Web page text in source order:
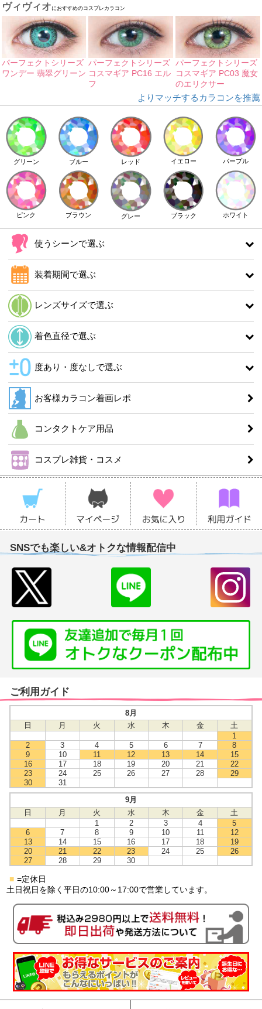
ヴィヴィオにおすすめのコスプレカラコン
パーフェクトシリーズ
ワンデー 翡翠グリーン
パーフェクトシリーズ
コスマギア PC16 エル
フ
パーフェクトシリーズ
コスマギア PC03 魔女
のエリクサー
よりマッチするカラコンを推薦
グリーン ブルー レッド イエロー パープル
ピンク ブラウン グレー ブラック ホワイト
使うシーンで選ぶ
装着期間で選ぶ
レンズサイズで選ぶ
着色直径で選ぶ
度あり・度なしで選ぶ
お客様カラコン着画レポ
コンタクトケア用品
コスプレ雑貨・コスメ
SNSでも楽しい&オトクな情報配信中
ご利用ガイド
8月
日
月 火 水 木 金
土
1
2
3 4 5 6 7
8
9
10 11 12 13 14
15
16
17 18 19 20 21
22
23
24 25 26 27 28
29
30
31
9月
日
月 火 水 木 金
土
1
2 3 4
5
6
7 8 9 10 11
12
13
14 15 16 17 18
19
20
21 22 23 24 25
26
27
28 29 30
■ =定休日
土日祝日を除く平日の10:00～17:00で営業しています。